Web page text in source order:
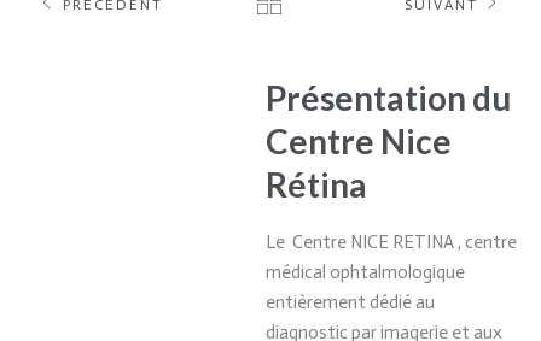
PRÉCÉDENT SUIVANT
Présentation du
Centre Nice
Rétina
Le Centre NICE RETINA , centre
médical ophtalmologique
entièrement dédié au
diagnostic par imagerie et aux